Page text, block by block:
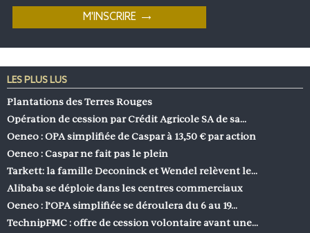
LES PLUS LUS
Plantations des Terres Rouges
Opération de cession par Crédit Agricole SA de sa…
Oeneo : OPA simplifiée de Caspar à 13,50 € par action
Oeneo : Caspar ne fait pas le plein
Tarkett: la famille Deconinck et Wendel relèvent le…
Alibaba se déploie dans les centres commerciaux
Oeneo : l’OPA simplifiée se déroulera du 6 au 19…
TechnipFMC : offre de cession volontaire avant une…